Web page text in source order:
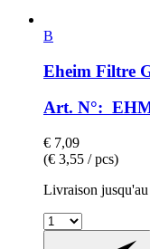
B
Eheim Filtre
Art. N°:
€ 7,09
(€ 3,55 / pcs)
Livraison